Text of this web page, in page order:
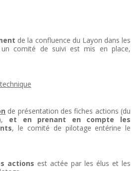
de la confluence du Layon dans les
comité de suivi est mis en place,
de présentation des fiches actions (du
et en prenant en compte les
, le comité de pilotage entérine le
actions est actée par les élus et les